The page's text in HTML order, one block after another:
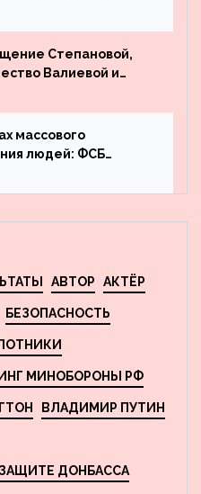
американского
Степановой,
Валиевой и
в мире
катания
массового
людей: ФСБ
планировавших
АВТОР АКТЁР
БЕЗОПАСНОСТЬ
МИНОБОРОНЫ РФ
ВЛАДИМИР ПУТИН
ДОНБАССА